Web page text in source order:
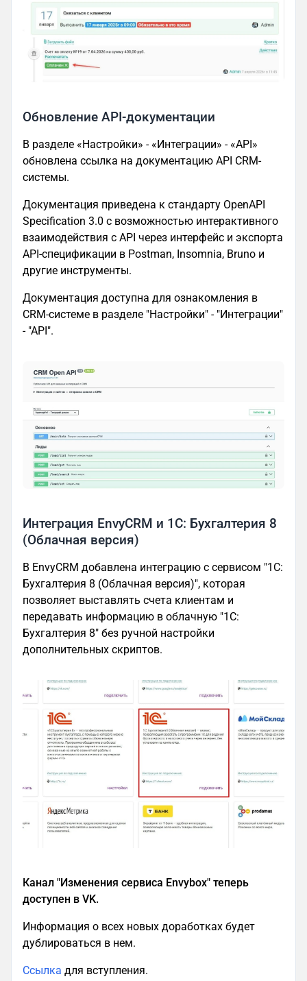
Обновление API-документации
В разделе «Настройки» - «Интеграции» - «API»
обновлена ссылка на документацию API CRM-
системы.
Документация приведена к стандарту OpenAPI
Specification 3.0 с возможностью интерактивного
взаимодействия с API через интерфейс и экспорта
API-спецификации в Postman, Insomnia, Bruno и
другие инструменты.
Документация доступна для ознакомления в
CRM-системе в разделе "Настройки" - "Интеграции"
- "API".
Интеграция EnvyCRM и 1С: Бухгалтерия 8
(Облачная версия)
В EnvyCRM добавлена интеграцию с сервисом "1С:
Бухгалтерия 8 (Облачная версия)", которая
позволяет выставлять счета клиентам и
передавать информацию в облачную "1С:
Бухгалтерия 8" без ручной настройки
дополнительных скриптов.
Канал "Изменения сервиса Envybox" теперь
доступен в VK.
Информация о всех новых доработках будет
дублироваться в нем.
Ссылка для вступления.